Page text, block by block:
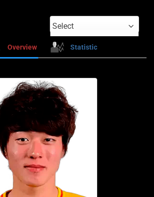
Select
Overview Statistic